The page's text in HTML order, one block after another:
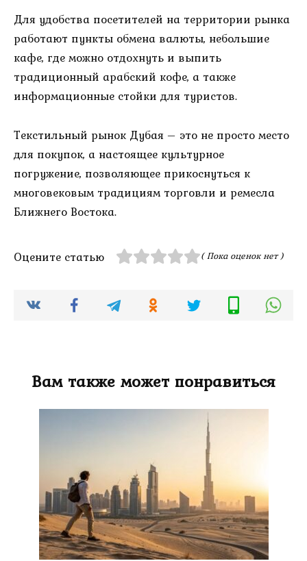
Для удобства посетителей на территории рынка
работают пункты обмена валюты, небольшие
кафе, где можно отдохнуть и выпить
традиционный арабский кофе, а также
информационные стойки для туристов.
Текстильный рынок Дубая – это не просто место
для покупок, а настоящее культурное
погружение, позволяющее прикоснуться к
многовековым традициям торговли и ремесла
Ближнего Востока.
Оцените статью ( Пока оценок нет )
Вам также может понравиться